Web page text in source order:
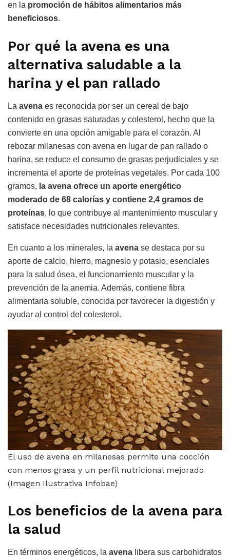
en la promoción de hábitos alimentarios más
beneficiosos.
Por qué la avena es una
alternativa saludable a la
harina y el pan rallado
La avena es reconocida por ser un cereal de bajo
contenido en grasas saturadas y colesterol, hecho que la
convierte en una opción amigable para el corazón. Al
rebozar milanesas con avena en lugar de pan rallado o
harina, se reduce el consumo de grasas perjudiciales y se
incrementa el aporte de proteínas vegetales. Por cada 100
gramos, la avena ofrece un aporte energético
moderado de 68 calorías y contiene 2,4 gramos de
proteínas, lo que contribuye al mantenimiento muscular y
satisface necesidades nutricionales relevantes.
En cuanto a los minerales, la avena se destaca por su
aporte de calcio, hierro, magnesio y potasio, esenciales
para la salud ósea, el funcionamiento muscular y la
prevención de la anemia. Además, contiene fibra
alimentaria soluble, conocida por favorecer la digestión y
ayudar al control del colesterol.
El uso de avena en milanesas permite una cocción
con menos grasa y un perfil nutricional mejorado
(Imagen Ilustrativa Infobae)
Los beneficios de la avena para
la salud
En términos energéticos, la avena libera sus carbohidratos